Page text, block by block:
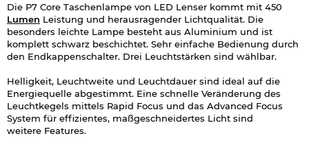
Die P7 Core Taschenlampe von LED Lenser kommt mit 450
Lumen Leistung und herausragender Lichtqualität. Die
besonders leichte Lampe besteht aus Aluminium und ist
komplett schwarz beschichtet. Sehr einfache Bedienung durch
den Endkappenschalter. Drei Leuchtstärken sind wählbar.
Helligkeit, Leuchtweite und Leuchtdauer sind ideal auf die
Energiequelle abgestimmt. Eine schnelle Veränderung des
Leuchtkegels mittels Rapid Focus und das Advanced Focus
System für effizientes, maßgeschneidertes Licht sind
weitere Features.